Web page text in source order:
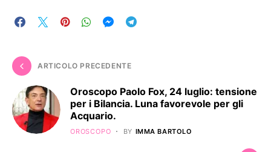
ARTICOLO PRECEDENTE
Oroscopo Paolo Fox, 24 luglio: tensione
per i Bilancia. Luna favorevole per gli
Acquario.
OROSCOPO BY IMMA BARTOLO